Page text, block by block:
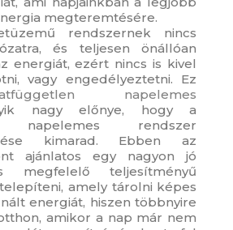
megteremtésére.
rendszernek nincs
és teljesen önállóan
energiát, ezért nincs is kivel
vagy engedélyeztetni. Ez
napelemes
nagy előnye, hogy a
napelemes rendszer
kimarad. Ebben az
ajánlatos egy nagyon jó
megfelelő teljesítményű
amely tárolni képes
energiát, hiszen többnyire
amikor a nap már nem